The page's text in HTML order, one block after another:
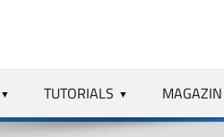
TUTORIALS MAGAZIN